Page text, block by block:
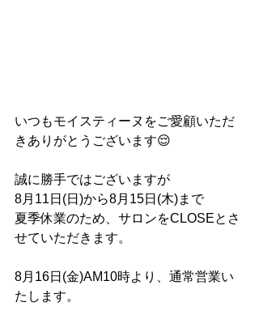
いつもモイスティーヌをご愛顧いただ
きありがとうございます😌
誠に勝手ではございますが
8月11日(日)から8月15日(木)まで
夏季休業のため、サロンをCLOSEとさ
せていただきます。
8月16日(金)AM10時より、通常営業い
たします。